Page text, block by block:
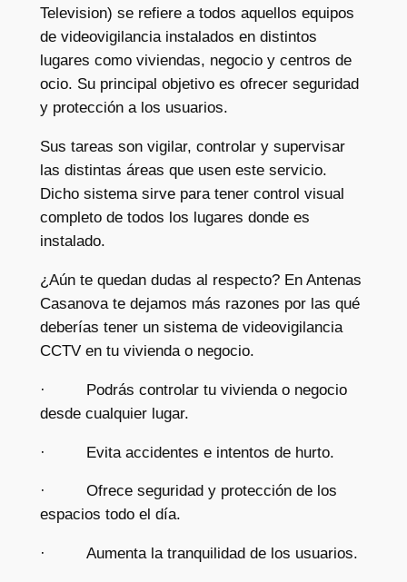
Television) se refiere a todos aquellos equipos
de videovigilancia instalados en distintos
lugares como viviendas, negocio y centros de
ocio. Su principal objetivo es ofrecer seguridad
y protección a los usuarios.
Sus tareas son vigilar, controlar y supervisar
las distintas áreas que usen este servicio.
Dicho sistema sirve para tener control visual
completo de todos los lugares donde es
instalado.
¿Aún te quedan dudas al respecto? En Antenas
Casanova te dejamos más razones por las qué
deberías tener un sistema de videovigilancia
CCTV en tu vivienda o negocio.
· Podrás controlar tu vivienda o negocio
desde cualquier lugar.
· Evita accidentes e intentos de hurto.
· Ofrece seguridad y protección de los
espacios todo el día.
· Aumenta la tranquilidad de los usuarios.